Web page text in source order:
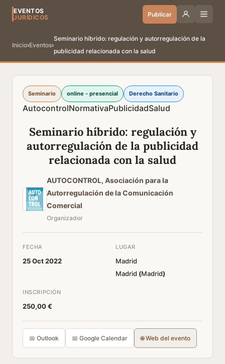
EVENTOS
JURÍDICOS
Publicar
Inicio›Eventos›
Seminario híbrido: regulación y autorregulación de la
publicidad relacionada con la salud
Seminario online - presencial Derecho Sanitario
AutocontrolNormativaPublicidadSalud
Seminario híbrido: regulación y
autorregulación de la publicidad
relacionada con la salud
AUTOCONTROL, Asociación para la
Autorregulación de la Comunicación
Comercial
Organizador
FECHA
25 Oct 2022
LUGAR
Madrid
Madrid (Madrid)
INSCRIPCIÓN
250,00 €
📅 Outlook 📅 Google Calendar 🌐 Web del evento